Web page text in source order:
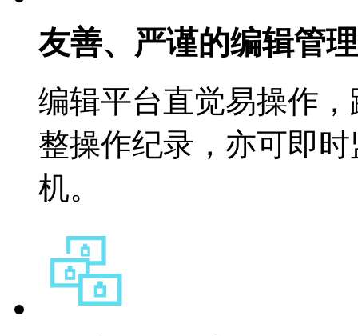
友善、严谨的编辑管
编辑平台直觉易操作
整操作纪录，亦可即
机。